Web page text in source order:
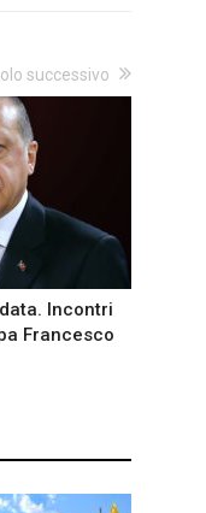
successivo
Incontri
Francesco